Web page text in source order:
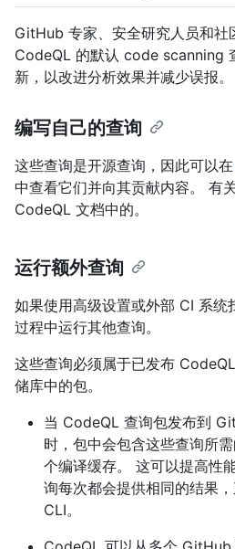
GitHub 专家、安全研究人员和社
CodeQL 的默认 code scanning
新，以改进分析效果并减少误报。
编写自己的查询
这些查询是开源查询，因此可以在
中查看它们并向其贡献内容。 有
CodeQL 文档中的。
运行额外查询
如果使用高级设置或外部 CI 系统
过程中运行其他查询。
这些查询必须属于已发布
储库中的包。
当 CodeQL 查询包发布到
时，包中会包含这些查询所
个编译缓存。 这可以提高性
询每次都会提供相同的结果
CLI。